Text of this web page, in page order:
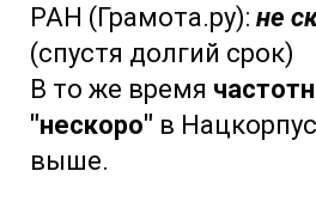
РАН (Грамота.ру): не
(спустя долгий срок)
В то же время
"нескоро" в
выше.